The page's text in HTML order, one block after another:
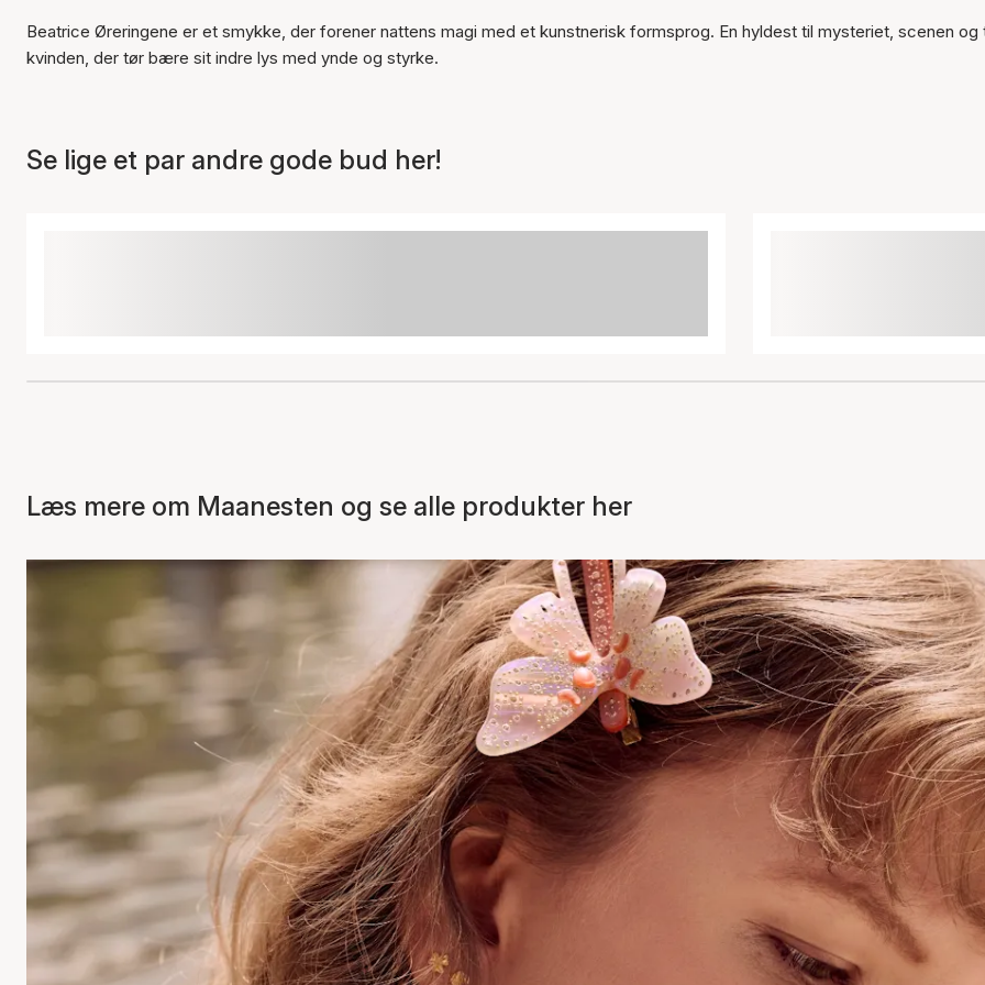
Beatrice Øreringene er et smykke, der forener nattens magi med et kunstnerisk formsprog. En hyldest til mysteriet, scenen og
kvinden, der tør bære sit indre lys med ynde og styrke.
Se lige et par andre gode bud her!
Læs mere om Maanesten og se alle produkter her